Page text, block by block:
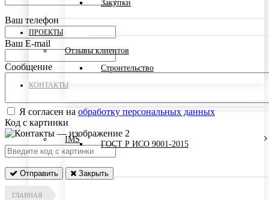
Закупки
Строительство
IMS
ГОСТ Р ИСО 9001-2015
Отзывы клиентов
ПРОЕКТЫ
КОНТАКТЫ
Ваш телефон
Ваш E-mail
Сообщение
Я согласен на обработку персональных данных
Код с картинки
Отправить Закрыть
ГЛАВНАЯ